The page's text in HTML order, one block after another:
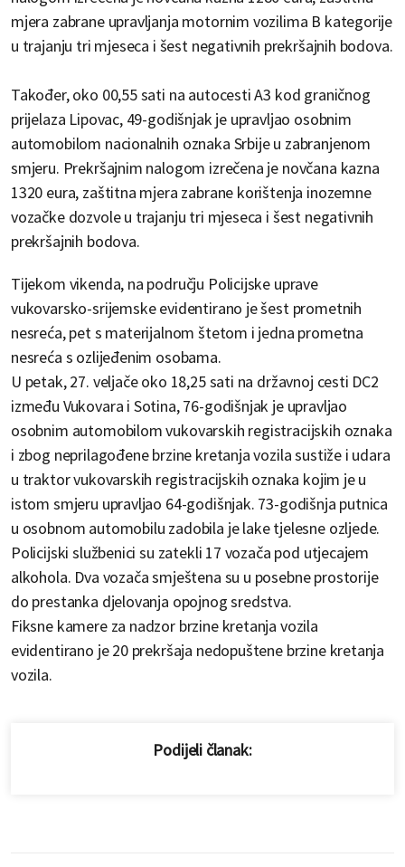
mjera zabrane upravljanja motornim vozilima B kategorije
u trajanju tri mjeseca i šest negativnih prekršajnih bodova.
Također, oko 00,55 sati na autocesti A3 kod graničnog
prijelaza Lipovac, 49-godišnjak je upravljao osobnim
automobilom nacionalnih oznaka Srbije u zabranjenom
smjeru. Prekršajnim nalogom izrečena je novčana kazna
1320 eura, zaštitna mjera zabrane korištenja inozemne
vozačke dozvole u trajanju tri mjeseca i šest negativnih
prekršajnih bodova.
Tijekom vikenda, na području Policijske uprave
vukovarsko-srijemske evidentirano je šest prometnih
nesreća, pet s materijalnom štetom i jedna prometna
nesreća s ozlijeđenim osobama.
U petak, 27. veljače oko 18,25 sati na državnoj cesti DC2
između Vukovara i Sotina, 76-godišnjak je upravljao
osobnim automobilom vukovarskih registracijskih oznaka
i zbog neprilagođene brzine kretanja vozila sustiže i udara
u traktor vukovarskih registracijskih oznaka kojim je u
istom smjeru upravljao 64-godišnjak. 73-godišnja putnica
u osobnom automobilu zadobila je lake tjelesne ozljede.
Policijski službenici su zatekli 17 vozača pod utjecajem
alkohola. Dva vozača smještena su u posebne prostorije
do prestanka djelovanja opojnog sredstva.
Fiksne kamere za nadzor brzine kretanja vozila
evidentirano je 20 prekršaja nedopuštene brzine kretanja
vozila.
Podijeli članak: